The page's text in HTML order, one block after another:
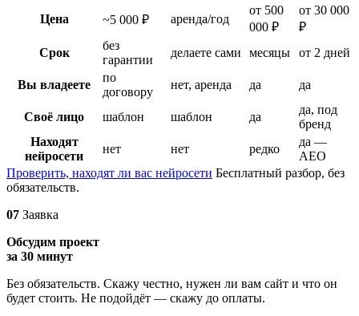
Цена
~5 000 ₽ аренда/год
от 500
000 ₽
от 30 000
₽
Срок
без
гарантии
делаете сами месяцы от 2 дней
Вы владеете
по
договору
нет, аренда да да
Своё лицо шаблон шаблон да
да, под
бренд
Находят
нейросети
нет нет редко
да —
AEO
Проверить, находят ли вас нейросети Бесплатный разбор, без
обязательств.
07 Заявка
Обсудим проект
за 30 минут
Без обязательств. Скажу честно, нужен ли вам сайт и что он
будет стоить. Не подойдёт — скажу до оплаты.